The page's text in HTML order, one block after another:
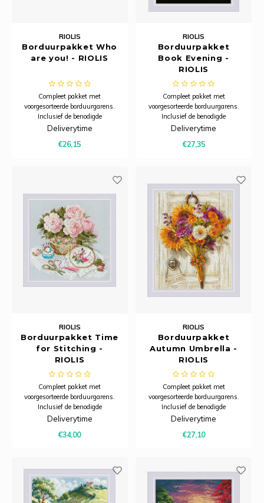
RIOLIS
Borduurpakket Who
are you! - RIOLIS
Compleet pakket met
voorgesorteerde borduurgarens.
Inclusief de benodigde
borduurstof, garens, patroon,
Deliverytime
€26,15
RIOLIS
Borduurpakket
Book Evening -
RIOLIS
Compleet pakket met
voorgesorteerde borduurgarens.
Inclusief de benodigde
borduurstof, garens, patroon,
Deliverytime
€27,35
RIOLIS
Borduurpakket Time
for Stitching -
RIOLIS
Compleet pakket met
voorgesorteerde borduurgarens.
Inclusief de benodigde
borduurstof, garens, patroon,
Deliverytime
€34,00
RIOLIS
Borduurpakket
Autumn Umbrella -
RIOLIS
Compleet pakket met
voorgesorteerde borduurgarens.
Inclusief de benodigde
borduurstof, garens, patroon,
Deliverytime
€27,10